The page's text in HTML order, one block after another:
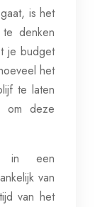
is het
denken
je budget
het
te laten
om deze
in een
van
van het